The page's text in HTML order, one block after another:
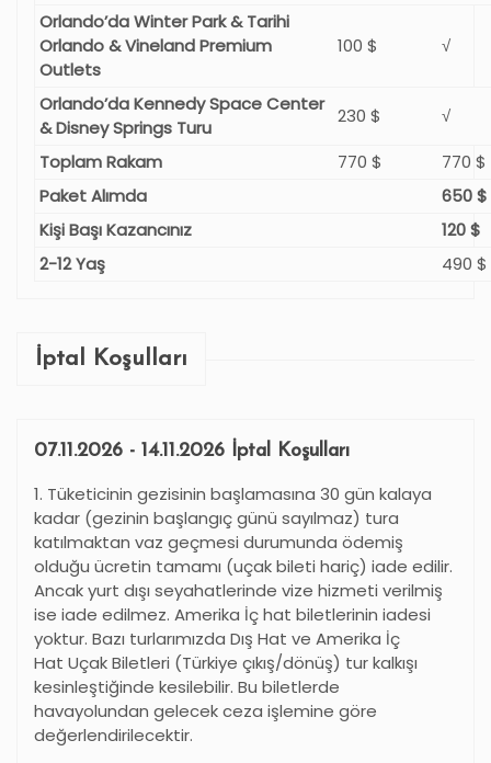
Orlando’da Winter Park & Tarihi
Orlando & Vineland Premium
Outlets
100 $ √
Orlando’da Kennedy Space Center
& Disney Springs Turu
230 $
√
Toplam Rakam
770 $
770 $
Paket Alımda
650 $
Kişi Başı Kazancınız
120 $
2-12 Yaş
490 $
İptal Koşulları
07.11.2026 - 14.11.2026 İptal Koşulları
1. Tüketicinin gezisinin başlamasına 30 gün kalaya
kadar (gezinin başlangıç günü sayılmaz) tura
katılmaktan vaz geçmesi durumunda ödemiş
olduğu ücretin tamamı (uçak bileti hariç) iade edilir.
Ancak yurt dışı seyahatlerinde vize hizmeti verilmiş
ise iade edilmez. Amerika İç hat biletlerinin iadesi
yoktur. Bazı turlarımızda Dış Hat ve Amerika İç
Hat Uçak Biletleri (Türkiye çıkış/dönüş) tur kalkışı
kesinleştiğinde kesilebilir. Bu biletlerde
havayolundan gelecek ceza işlemine göre
değerlendirilecektir.